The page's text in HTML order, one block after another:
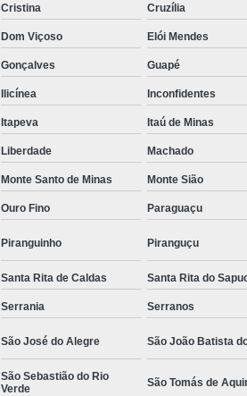
Cristina Cruzília
Dom Viçoso Elói Mendes
Gonçalves Guapé
Ilicínea Inconfidentes
Itapeva Itaú de Minas
Liberdade Machado
Monte Santo de Minas Monte Sião
Ouro Fino Paraguaçu
Piranguinho Piranguçu
Santa Rita de Caldas Santa Rita do
Serrania Serranos
São José do Alegre São João Batista
São Sebastião do Rio
Verde
São Tomás de